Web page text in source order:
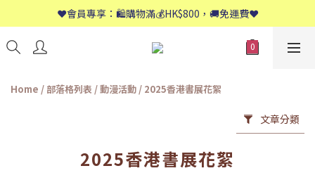
📱歡迎WhatsApp查詢：9558 8661
❤️會員專享：🛍購物滿💰HK$800，🚚免運費❤️
📱歡迎WhatsApp查詢：9558 8661
Home / 部落格列表 /動漫活動 / 2025香港書展花絮
文章分類
2025香港書展花絮